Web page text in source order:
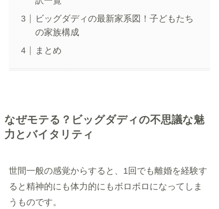
ビッグダディの最新家系図！子どもたち
の家族構成
まとめ
なぜモテる？ビッグダディの不思議な魅
力とバイタリティ
世間一般の感覚からすると、1回でも離婚を経験す
ると精神的にも体力的にもボロボロになってしま
うものです。